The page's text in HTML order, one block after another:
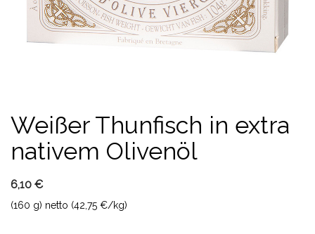
Weißer Thunfisch in extra
nativem Olivenöl
6,10 €
(160 g) netto (42,75 €/kg)